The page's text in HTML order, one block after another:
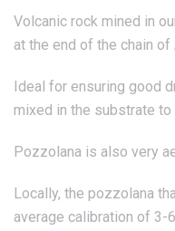
Volcanic rock mined in
at the end of the chain
Ideal for ensuring good
mixed in the substrate
Pozzolana is also very
Locally, the pozzolana
average calibration of